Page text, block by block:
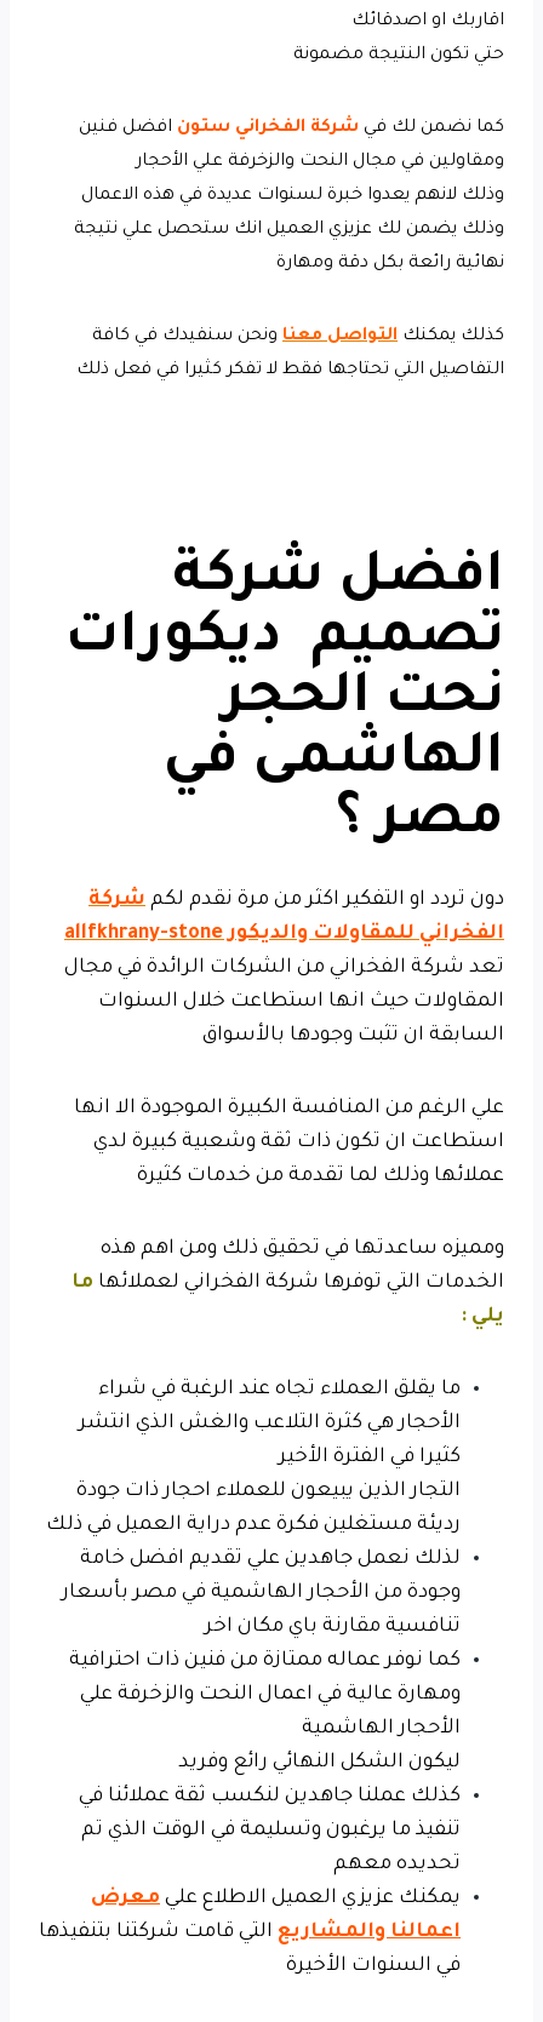
اقاربك او اصدقائك
حتي تكون النتيجة مضمونة
كما نضمن لك في شركة الفخراني ستون افضل فنين
ومقاولين في مجال النحت والزخرفة علي الأحجار
وذلك لانهم يعدوا خبرة لسنوات عديدة في هذه الاعمال
وذلك يضمن لك عزيزي العميل انك ستحصل علي نتيجة
نهائية رائعة بكل دقة ومهارة
كذلك يمكنك التواصل معنا ونحن سنفيدك في كافة
التفاصيل التي تحتاجها فقط لا تفكر كثيرا في فعل ذلك
افضل شركة
تصميم ديكورات
نحت الحجر
الهاشمى في
مصر ؟
دون تردد او التفكير اكثر من مرة نقدم لكم شركة
الفخراني للمقاولات والديكور allfkhrany-stone
تعد شركة الفخراني من الشركات الرائدة في مجال
المقاولات حيث انها استطاعت خلال السنوات
السابقة ان تثبت وجودها بالأسواق
علي الرغم من المنافسة الكبيرة الموجودة الا انها
استطاعت ان تكون ذات ثقة وشعبية كبيرة لدي
عملائها وذلك لما تقدمة من خدمات كثيرة
ومميزه ساعدتها في تحقيق ذلك ومن اهم هذه
الخدمات التي توفرها شركة الفخراني لعملائها ما
يلي :
ما يقلق العملاء تجاه عند الرغبة في شراء
الأحجار هي كثرة التلاعب والغش الذي انتشر
كثيرا في الفترة الأخير
التجار الذين يبيعون للعملاء احجار ذات جودة
رديئة مستغلين فكرة عدم دراية العميل في ذلك
لذلك نعمل جاهدين علي تقديم افضل خامة
وجودة من الأحجار الهاشمية في مصر بأسعار
تنافسية مقارنة باي مكان اخر
كما نوفر عماله ممتازة من فنين ذات احترافية
ومهارة عالية في اعمال النحت والزخرفة علي
الأحجار الهاشمية
ليكون الشكل النهائي رائع وفريد
كذلك عملنا جاهدين لنكسب ثقة عملائنا في
تنفيذ ما يرغبون وتسليمة في الوقت الذي تم
تحديده معهم
يمكنك عزيزي العميل الاطلاع علي معرض
اعمالنا والمشاريع التي قامت شركتنا بتنفيذها
في السنوات الأخيرة